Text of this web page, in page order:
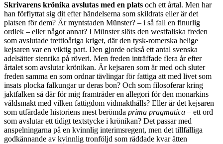
Skrivarens krönika avslutas med en plats och ett årtal. Men har
han förflyttat sig dit efter händelserna som skildrats eller är det
platsen för dem? Är myntstaden Münster? – i så fall en finurlig
ordlek – eller något annat? I Münster slöts den westfaliska freden
som avslutade trettioåriga kriget, där den tysk-romerska helige
kejsaren var en viktig part. Den gjorde också ett antal svenska
adelsätter stenrika på röveri. Men freden inträffade flera år efter
årtalet som avslutar krönikan. Är kejsaren som är med och sluter
freden samma en som ordnar tävlingar för fattiga att med livet som
insats plocka falkungar ur deras bon? Och som filosoferar kring
jaktfalken så där för mig framträder en allegori för den monarkins
våldsmakt med vilken fattigdom vidmakthålls? Eller är det kejsaren
som utfärdade historiens mest berömda prima pragmatica – ett ord
som avslutar ett tidigt textstycke i krönikan? Det passar med
anspelningarna på en kvinnlig interimsregent, men det tillfälliga
godkännande av kvinnlig tronföljd som räddade kvar ätten